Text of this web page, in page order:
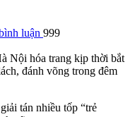
luận 999
Nội hóa trang kịp thời bắt
đánh võng trong đêm